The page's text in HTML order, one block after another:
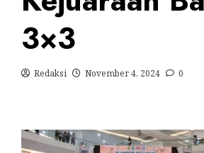
3×3
Redaksi November 4, 2024 0